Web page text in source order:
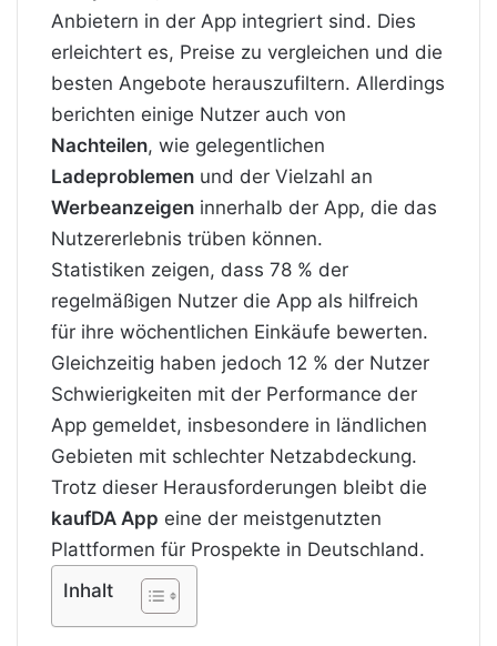
Anbietern in der App integriert sind. Dies
erleichtert es, Preise zu vergleichen und die
besten Angebote herauszufiltern. Allerdings
berichten einige Nutzer auch von
Nachteilen, wie gelegentlichen
Ladeproblemen und der Vielzahl an
Werbeanzeigen innerhalb der App, die das
Nutzererlebnis trüben können.
Statistiken zeigen, dass 78 % der
regelmäßigen Nutzer die App als hilfreich
für ihre wöchentlichen Einkäufe bewerten.
Gleichzeitig haben jedoch 12 % der Nutzer
Schwierigkeiten mit der Performance der
App gemeldet, insbesondere in ländlichen
Gebieten mit schlechter Netzabdeckung.
Trotz dieser Herausforderungen bleibt die
kaufDA App eine der meistgenutzten
Plattformen für Prospekte in Deutschland.
Inhalt